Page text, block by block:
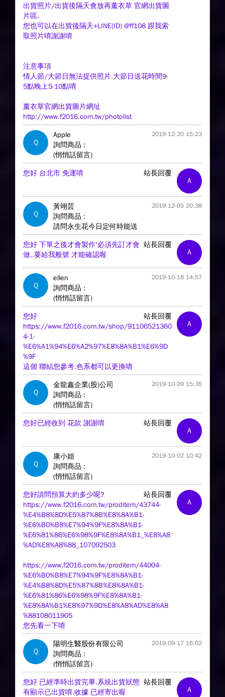
出貨照片/出貨後隔天會放再薰衣草 官網出貨圖
片區.
您也可以在出貨後隔天+LINE(ID) @ff108 跟我索
取照片唷謝謝唷
注意事項
情人節/大節日無法提供照片.大節日送花時間9-
5點晚上5-10點唷
薰衣草官網出貨圖片網址
http://www.f2016.com.tw/photolist
Q
Apple 2019-12-20 15:23
詢問商品 :
(悄悄話留言)
A
站長回覆
您好 台北市 免運唷
Q
黃翊芸 2019-12-05 20:38
詢問商品 :
請問永生花今日定何時能送
A
站長回覆
您好 下單之後才會製作'必須先訂才會
做..要給我般號 才能確認喔
Q
ellen 2019-10-18 14:57
詢問商品 :
(悄悄話留言)
A
站長回覆
您好
https://www.f2016.com.tw/shop/91106521360
4-1-
%E6%A1%94%E6%A2%97%E8%8A%B1%E6%9D
%9F
這個 聯結您參考.色系都可以更換唷
Q
金龍鑫企業(股)公司 2019-10-09 15:35
詢問商品 :
(悄悄話留言)
A
站長回覆
您好已經收到 花款 謝謝唷
Q
康小姐 2019-10-02 10:42
詢問商品 :
(悄悄話留言)
A
站長回覆
您好請問預算大約多少呢?
https://www.f2016.com.tw/proditem/43744-
%E4%B8%8D%E5%87%8B%E8%8A%B1-
%E6%B0%B8%E7%94%9F%E8%8A%B1-
%E6%81%86%E6%98%9F%E8%8A%B1_%E8%A8
%AD%E8%A8%88_107092503
https://www.f2016.com.tw/proditem/44004-
%E6%B0%B8%E7%94%9F%E8%8A%B1-
%E4%B8%8D%E5%87%8B%E8%8A%B1-
%E6%81%86%E6%98%9F%E8%8A%B1-
%E8%8A%B1%E8%97%9D%E8%A8%AD%E8%A8
%88108011905
您先看一下唷
Q
陽明生醫股份有限公司 2019-09-17 16:02
詢問商品 :
(悄悄話留言)
A
站長回覆
您好 已經準時出貨完畢.系統出貨狀態
有顯示已出貨唷.收據 已經寄出喔